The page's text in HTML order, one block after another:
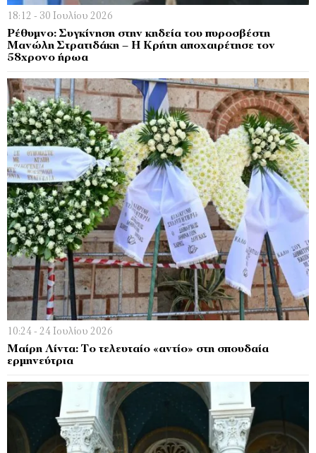
18:12 - 30 Ιουλίου 2026
Ρέθυμνο: Συγκίνηση στην κηδεία του πυροσβέστη
Μανώλη Στρατιδάκη – Η Κρήτη αποχαιρέτησε τον
58χρονο ήρωα
10:24 - 24 Ιουλίου 2026
Μαίρη Λίντα: Το τελευταίο «αντίο» στη σπουδαία
ερμηνεύτρια